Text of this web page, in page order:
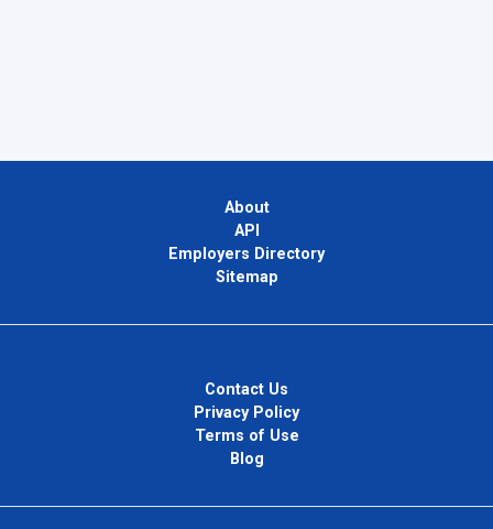
About
API
Employers Directory
Sitemap
Contact Us
Privacy Policy
Terms of Use
Blog